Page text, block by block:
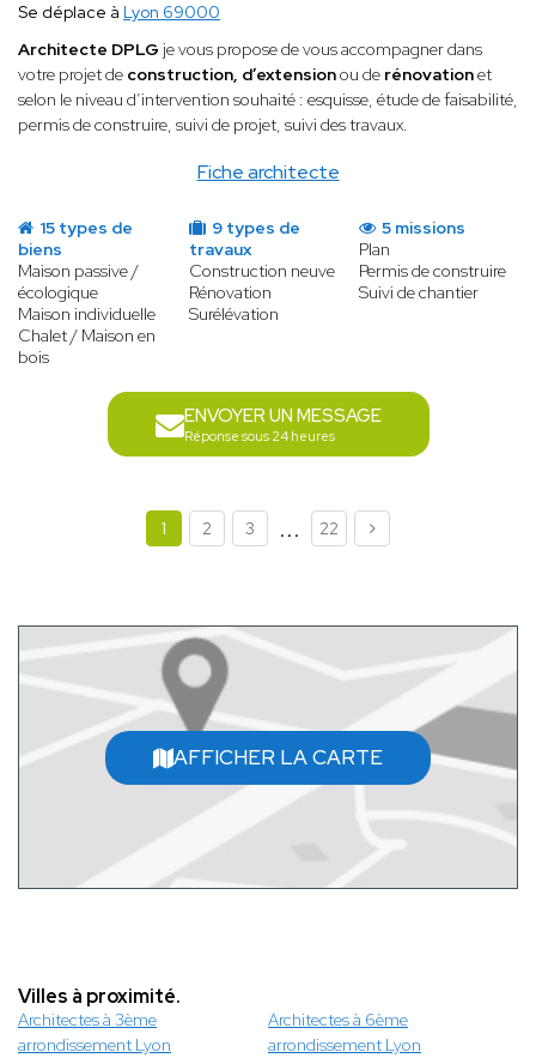
Fiche architecte
Se déplace à Lyon 69000
Architecte DPLG je vous propose de vous accompagner dans
votre projet de construction, d’extensionou de rénovationet
selon le niveau d’intervention souhaité : esquisse, étude de faisabilité,
permis de construire, suivi de projet, suivi des travaux.
15 types de
biens
Maison passive /
écologique
Maison individuelle
Chalet / Maison en
bois
9 types de
travaux
Construction neuve
Rénovation
Surélévation
5 missions
Plan
Permis de construire
Suivi de chantier
ENVOYER UN MESSAGE
Réponse sous 24 heures
1 2 3 ... 22
AFFICHER LA CARTE
Villes à proximité.
Architectes à 3ème
arrondissement Lyon
Architectes à 6ème
arrondissement Lyon